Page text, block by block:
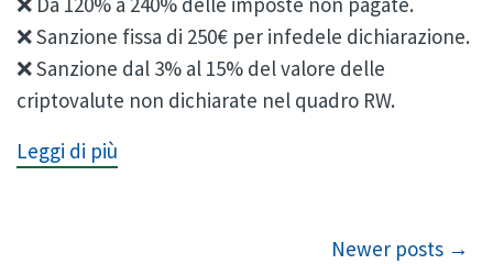
❌ Sanzione fissa di 250€ per infedele dichiarazione.
❌ Sanzione dal 3% al 15% del valore delle
criptovalute non dichiarate nel quadro RW.
Leggi di più
Newer posts →